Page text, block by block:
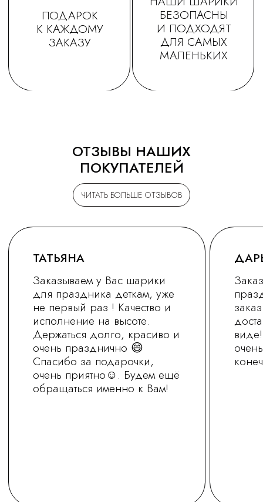
ЧИТАТЬ БОЛЬШЕ ОТЗЫВОВ
ОТЗЫВЫ НАШИХ
ПОКУПАТЕЛЕЙ
vred01@list.ru
+7 (930) 255-77-11
Россия, г. Нижний Новгород,
ул. Невзоровых , д 111
Режим работы магазина
с 9.30 до 21.30